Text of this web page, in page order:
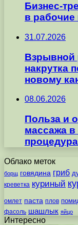
Бизнес-
в
31.07.2026
Взрывной
накрутка
новому
08.06.2026
Польза и
массажа в
Облако меток
борщ говядина гриб
креветка куриный
омлет паста плов
фасоль шашлык яйцо
Интересно